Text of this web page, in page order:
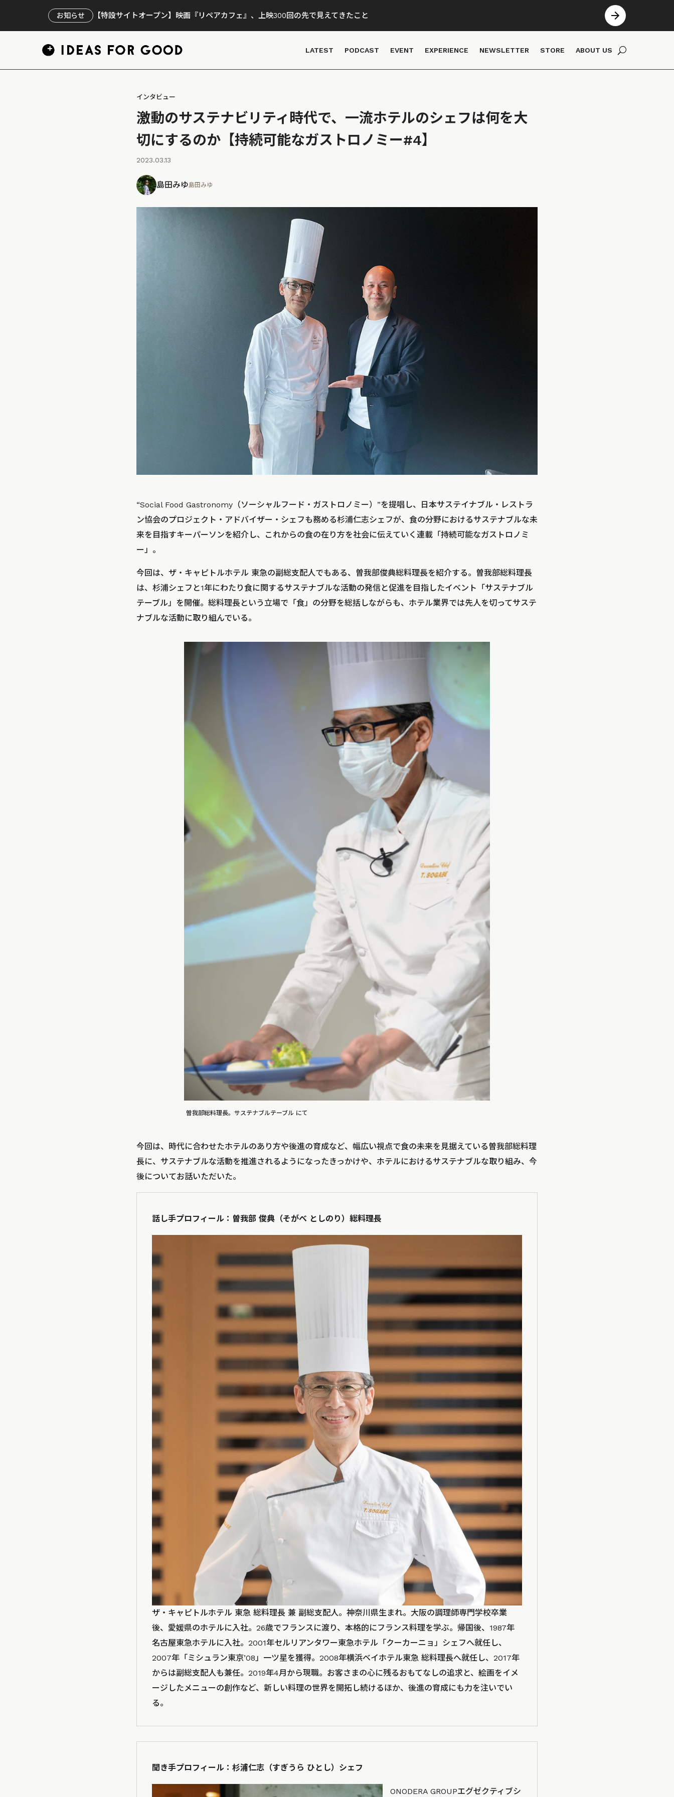
お知らせ 【特設サイトオープン】映画『リペアカフェ』、上映300回の先で見えてきたこと
LATEST PODCAST EVENT EXPERIENCE NEWSLETTER STORE ABOUT US
インタビュー
激動のサステナビリティ時代で、一流ホテルのシェフは何を大
切にするのか【持続可能なガストロノミー#4】
2023.03.13
島田みゆ島田みゆ
“Social Food Gastronomy（ソーシャルフード・ガストロノミー）”を提唱し、日本サステイナブル・レストラ
ン協会のプロジェクト・アドバイザー・シェフも務める杉浦仁志シェフが、食の分野におけるサステナブルな未
来を目指すキーパーソンを紹介し、これからの食の在り方を社会に伝えていく連載「持続可能なガストロノミ
ー」。
今回は、ザ・キャピトルホテル 東急の副総支配人でもある、曽我部俊典総料理長を紹介する。曽我部総料理長
は、杉浦シェフと1年にわたり食に関するサステナブルな活動の発信と促進を目指したイベント「サステナブル
テーブル」を開催。総料理長という立場で「食」の分野を総括しながらも、ホテル業界では先人を切ってサステ
ナブルな活動に取り組んでいる。
曽我部総料理長。サステナブルテーブル にて
今回は、時代に合わせたホテルのあり方や後進の育成など、幅広い視点で食の未来を見据えている曽我部総料理
長に、サステナブルな活動を推進されるようになったきっかけや、ホテルにおけるサステナブルな取り組み、今
後についてお話いただいた。
話し手プロフィール：曽我部 俊典（そがべ としのり）総料理長
ザ・キャピトルホテル 東急 総料理長 兼 副総支配人。神奈川県生まれ。大阪の調理師専門学校卒業
後、愛媛県のホテルに入社。26歳でフランスに渡り、本格的にフランス料理を学ぶ。帰国後、1987年
名古屋東急ホテルに入社。2001年セルリアンタワー東急ホテル「クーカーニョ」シェフへ就任し、
2007年「ミシュラン東京’08」一ツ星を獲得。2008年横浜ベイホテル東急 総料理長へ就任し、2017年
からは副総支配人も兼任。2019年4月から現職。お客さまの心に残るおもてなしの追求と、絵画をイメ
ージしたメニューの創作など、新しい料理の世界を開拓し続けるほか、後進の育成にも力を注いでい
る。
聞き手プロフィール：杉浦仁志（すぎうら ひとし）シェフ
ONODERA GROUPエグゼクティブシ